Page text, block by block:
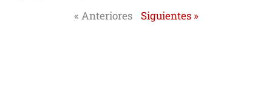
« Anteriores Siguientes »